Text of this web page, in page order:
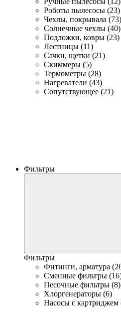
Роботы пылесосы (23)
Чехлы, покрывала (73)
Солнечные чехлы (40)
Подложки, ковры (23)
Лестницы (11)
Сачки, щетки (21)
Скиммеры (5)
Термометры (28)
Нагреватели (43)
Сопутствующее (21)
Фильтры
Фильтры
Фитинги, арматура
Сменные фильтры
Песочные фильтры (8)
Хлоргенераторы (6)
Насосы с картриджем